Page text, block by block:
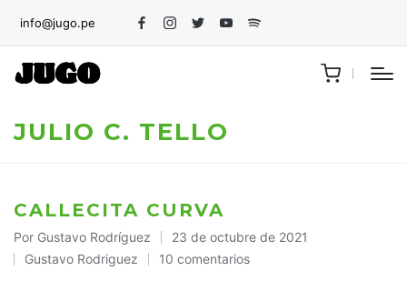
info@jugo.pe
FacebookInstagram
TwitterYoutubeSpotify
JULIO C. TELLO
CALLECITA CURVA
Publicado
por
Por Gustavo Rodríguez 23 de octubre de 2021
Publicado
Gustavo Rodriguez 10 comentarios